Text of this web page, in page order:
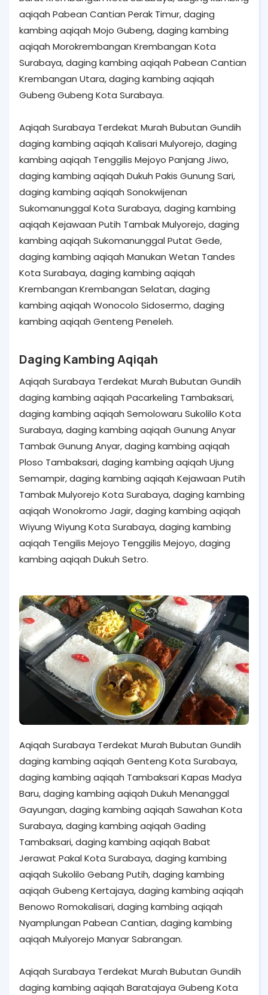
aqiqah Pabean Cantian Perak Timur, daging
kambing aqiqah Mojo Gubeng, daging kambing
aqiqah Morokrembangan Krembangan Kota
Surabaya, daging kambing aqiqah Pabean Cantian
Krembangan Utara, daging kambing aqiqah
Gubeng Gubeng Kota Surabaya.
Aqiqah Surabaya Terdekat Murah Bubutan Gundih
daging kambing aqiqah Kalisari Mulyorejo, daging
kambing aqiqah Tenggilis Mejoyo Panjang Jiwo,
daging kambing aqiqah Dukuh Pakis Gunung Sari,
daging kambing aqiqah Sonokwijenan
Sukomanunggal Kota Surabaya, daging kambing
aqiqah Kejawaan Putih Tambak Mulyorejo, daging
kambing aqiqah Sukomanunggal Putat Gede,
daging kambing aqiqah Manukan Wetan Tandes
Kota Surabaya, daging kambing aqiqah
Krembangan Krembangan Selatan, daging
kambing aqiqah Wonocolo Sidosermo, daging
kambing aqiqah Genteng Peneleh.
Daging Kambing Aqiqah
Aqiqah Surabaya Terdekat Murah Bubutan Gundih
daging kambing aqiqah Pacarkeling Tambaksari,
daging kambing aqiqah Semolowaru Sukolilo Kota
Surabaya, daging kambing aqiqah Gunung Anyar
Tambak Gunung Anyar, daging kambing aqiqah
Ploso Tambaksari, daging kambing aqiqah Ujung
Semampir, daging kambing aqiqah Kejawaan Putih
Tambak Mulyorejo Kota Surabaya, daging kambing
aqiqah Wonokromo Jagir, daging kambing aqiqah
Wiyung Wiyung Kota Surabaya, daging kambing
aqiqah Tengilis Mejoyo Tenggilis Mejoyo, daging
kambing aqiqah Dukuh Setro.
Aqiqah Surabaya Terdekat Murah Bubutan Gundih
daging kambing aqiqah Genteng Kota Surabaya,
daging kambing aqiqah Tambaksari Kapas Madya
Baru, daging kambing aqiqah Dukuh Menanggal
Gayungan, daging kambing aqiqah Sawahan Kota
Surabaya, daging kambing aqiqah Gading
Tambaksari, daging kambing aqiqah Babat
Jerawat Pakal Kota Surabaya, daging kambing
aqiqah Sukolilo Gebang Putih, daging kambing
aqiqah Gubeng Kertajaya, daging kambing aqiqah
Benowo Romokalisari, daging kambing aqiqah
Nyamplungan Pabean Cantian, daging kambing
aqiqah Mulyorejo Manyar Sabrangan.
Aqiqah Surabaya Terdekat Murah Bubutan Gundih
daging kambing aqiqah Baratajaya Gubeng Kota